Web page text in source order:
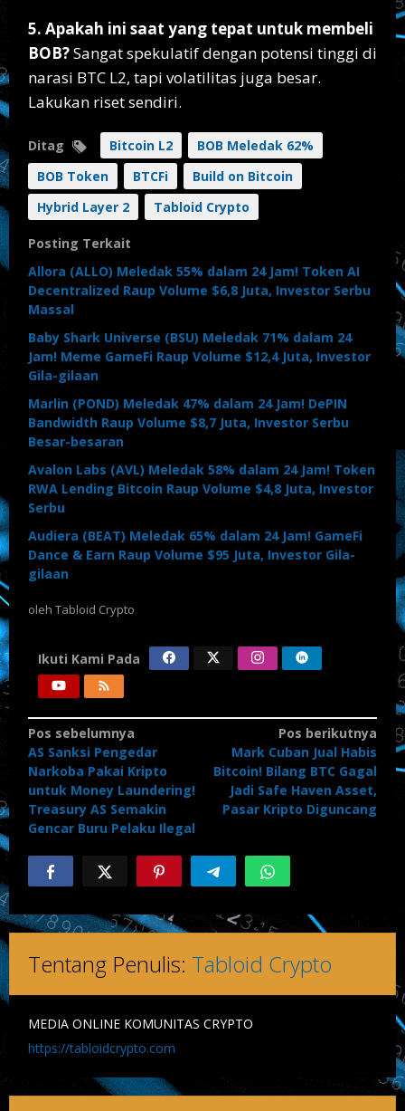
5. Apakah ini saat yang tepat untuk membeli
BOB?Sangat spekulatif dengan potensi tinggi di
narasi BTC L2, tapi volatilitas juga besar.
Lakukan riset sendiri.
Ditag Bitcoin L2
BOB Meledak 62%
BOB Token
BTCFi
Build on Bitcoin
Hybrid Layer 2
Tabloid Crypto
Posting Terkait
Allora (ALLO) Meledak 55% dalam 24 Jam! Token AI
Decentralized Raup Volume $6,8 Juta, Investor Serbu
Massal
Baby Shark Universe (BSU) Meledak 71% dalam 24
Jam! Meme GameFi Raup Volume $12,4 Juta, Investor
Gila-gilaan
Marlin (POND) Meledak 47% dalam 24 Jam! DePIN
Bandwidth Raup Volume $8,7 Juta, Investor Serbu
Besar-besaran
Avalon Labs (AVL) Meledak 58% dalam 24 Jam! Token
RWA Lending Bitcoin Raup Volume $4,8 Juta, Investor
Serbu
Audiera (BEAT) Meledak 65% dalam 24 Jam! GameFi
Dance & Earn Raup Volume $95 Juta, Investor Gila-
gilaan
oleh Tabloid Crypto
Ikuti Kami Pada
Navigasi
pos
Pos sebelumnya
AS Sanksi Pengedar
Narkoba Pakai Kripto
untuk Money Laundering!
Treasury AS Semakin
Gencar Buru Pelaku Ilegal
Pos berikutnya
Mark Cuban Jual Habis
Bitcoin! Bilang BTC Gagal
Jadi Safe Haven Asset,
Pasar Kripto Diguncang
Tentang Penulis: Tabloid Crypto
MEDIA ONLINE KOMUNITAS CRYPTO
https://tabloidcrypto.com